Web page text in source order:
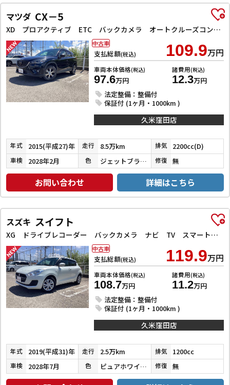
マツダ CX－5
XD プロアクティブ ETC バックカメラ オートクルーズコントロール レーンアシスト 衝突被害軽減システム ナビ オートライト LEDヘッドランプ アルミホイール スマートキー アイドリングストップ 電動格納ミラー AT
支払総額(税込) 109.9万円
車両本体価格(税込)
97.6万円
諸費用(税込)
12.3万円
法定整備：整備付
保証付 (1ヶ月・1000km )
中古車
久米窪田店
年式 2015(平成27)年 走行 8.5万km 排気 2200cc(D)
車検 2028年2月 色 ジェットブラックマイカ 修復 無
お問い合わせ 詳細はこちら
スズキ スイフト
XG ドライブレコーダー バックカメラ ナビ TV スマートキー 電動格納ミラー シートヒーター CVT 盗難防止システム 衝突安全ボディ ABS ESC CD Bluetooth エアコン
支払総額(税込) 119.9万円
車両本体価格(税込)
108.7万円
諸費用(税込)
11.2万円
法定整備：整備付
保証付 (1ヶ月・1000km )
中古車
久米窪田店
年式 2019(平成31)年 走行 2.5万km 排気 1200cc
車検 2028年7月 色 ピュアホワイトパール 修復 無